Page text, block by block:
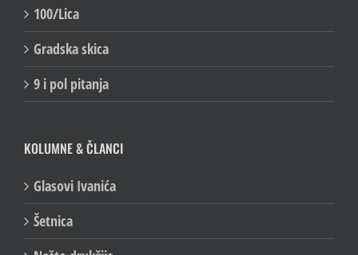
100/Lica
Gradska skica
9 i pol pitanja
KOLUMNE & ČLANCI
Glasovi Ivanića
Šetnica